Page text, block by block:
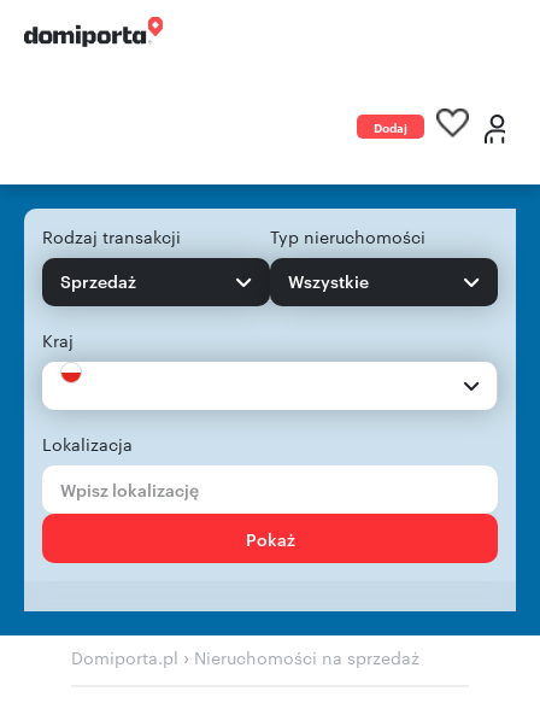
Dodaj
Rodzaj transakcji
Sprzedaż
Typ nieruchomości
Wszystkie
Kraj
Lokalizacja
Pokaż
Domiporta.pl › Nieruchomości na sprzedaż